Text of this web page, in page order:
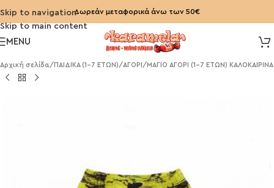
Skip to navigation
Skip to main content
Δωρεάν μεταφορικά άνω των 50€
MENU
Αρχική σελίδα/ ΠΑΙΔΙΚΑ (1-7 ΕΤΩΝ)/ΑΓΟΡΙ /ΜΑΓΙΟ ΑΓΟΡΙ (1-7 ΕΤΩΝ) ΚΑΛΟΚΑΙΡΙΝΑ